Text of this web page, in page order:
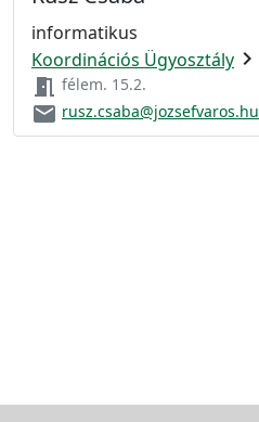
informatikus
Koordinációs Ügyosztály chevron_right
meeting_room félem. 15.2.
email rusz.csaba@jozsefvaros.hu